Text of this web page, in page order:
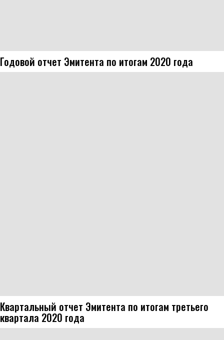
Годовой отчет Эмитента по итогам 2020 года
Квартальный отчет Эмитента по итогам третьего
квартала 2020 года